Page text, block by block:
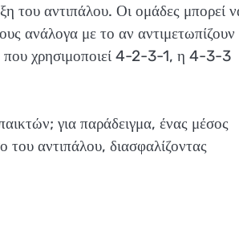
του αντιπάλου. Οι ομάδες μπορεί
ανάλογα με το αν αντιμετωπίζουν
που χρησιμοποιεί 4-2-3-1, η 4-3-3
για παράδειγμα, ένας μέσος
του αντιπάλου, διασφαλίζοντας